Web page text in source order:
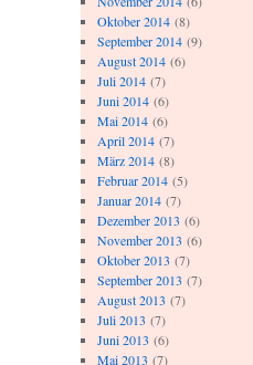
Oktober 2014 (8)
September 2014 (9)
August 2014 (6)
Juli 2014 (7)
Juni 2014 (6)
Mai 2014 (6)
April 2014 (7)
März 2014 (8)
Februar 2014 (5)
Januar 2014 (7)
Dezember 2013 (6)
November 2013 (6)
Oktober 2013 (7)
September 2013 (7)
August 2013 (7)
Juli 2013 (7)
Juni 2013 (6)
Mai 2013 (7)